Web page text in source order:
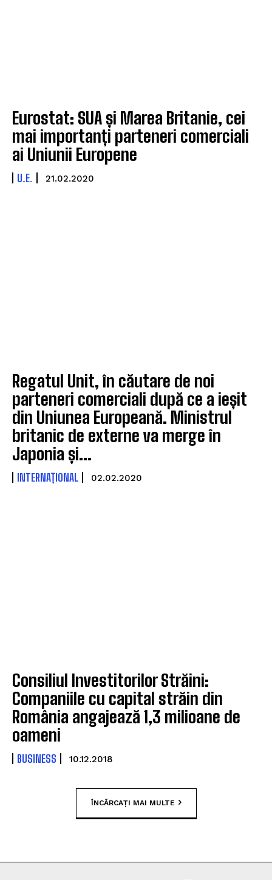
Eurostat: SUA și Marea Britanie, cei
mai importanți parteneri comerciali
ai Uniunii Europene
U.E. 21.02.2020
Regatul Unit, în căutare de noi
parteneri comerciali după ce a ieșit
din Uniunea Europeană. Ministrul
britanic de externe va merge în
Japonia și...
INTERNAȚIONAL 02.02.2020
Consiliul Investitorilor Străini:
Companiile cu capital străin din
România angajează 1,3 milioane de
oameni
BUSINESS 10.12.2018
ÎNCĂRCAȚI MAI MULTE